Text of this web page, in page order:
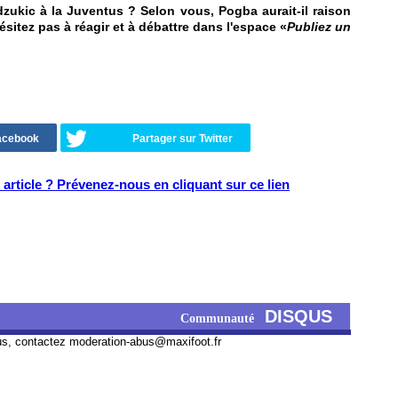
à la Juventus ? Selon vous, Pogba aurait-il raison
pas à réagir et à débattre dans l'espace «Publiez un
Partager sur Twitter
? Prévenez-nous en cliquant sur ce lien
Communauté DISQUS
contactez moderation-abus@maxifoot.fr